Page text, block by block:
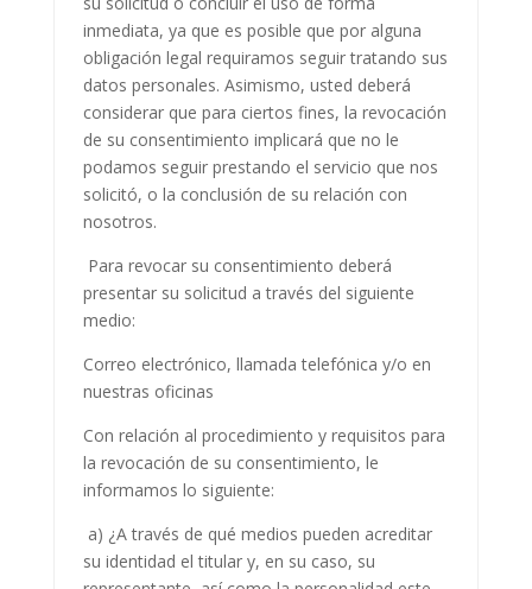
inmediata, ya que es posible que por alguna
obligación legal requiramos seguir tratando sus
datos personales. Asimismo, usted deberá
considerar que para ciertos fines, la revocación
de su consentimiento implicará que no le
podamos seguir prestando el servicio que nos
solicitó, o la conclusión de su relación con
nosotros.
Para revocar su consentimiento deberá
presentar su solicitud a través del siguiente
medio:
Correo electrónico, llamada telefónica y/o en
nuestras oficinas
Con relación al procedimiento y requisitos para
la revocación de su consentimiento, le
informamos lo siguiente:
a) ¿A través de qué medios pueden acreditar
su identidad el titular y, en su caso, su